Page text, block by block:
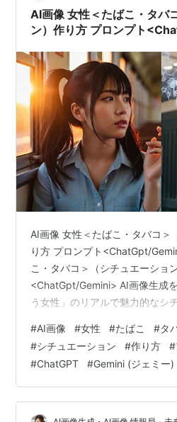
AI画像 女性＜たばこ・タバ
ン）作り方 プロンプト
AI画像 女性＜たばこ・タバコ＞
り方 プロンプト<ChatGpt/
こ・タバコ＞（シチュエーショ
<ChatGpt/Gemini> AI画像生成
う女性」のリアルで魅力的なシ
GeminiなどのAIツールを使って
ションや雰囲気を表現するため
詳しく解説します。 AI画像生成
を描く魅力とポイント タバコを
像生成は、映画のワンシーンの
#AI画像 #女性 #たばこ #タ
#シチュエーション #作り方 #
#ChatGPT #Gemini (ジェミー)